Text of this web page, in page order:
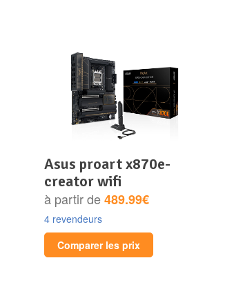
asus proart x870e-
creator wifi
à partir de489.99€
4 revendeurs
Comparer les prix